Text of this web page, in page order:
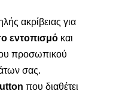
ακρίβειας για
εντοπισμό και
προσωπικού
σας.
που διαθέτει